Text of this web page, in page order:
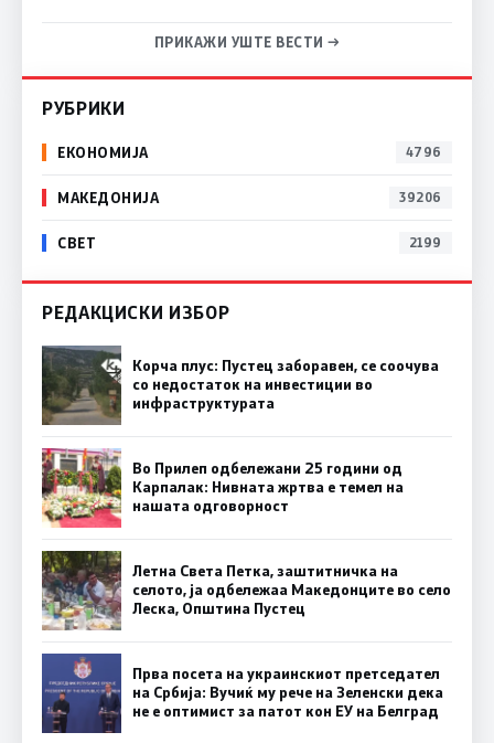
ПРИКАЖИ УШТЕ ВЕСТИ →
РУБРИКИ
ЕКОНОМИЈА 4796
МАКЕДОНИЈА 39206
СВЕТ 2199
РЕДАКЦИСКИ ИЗБОР
Корча плус: Пустец заборавен, се соочува
со недостаток на инвестиции во
инфраструктурата
Во Прилеп одбележани 25 години од
Карпалак: Нивната жртва е темел на
нашата одговорност
Летна Света Петка, заштитничка на
селото, ја одбележаа Македонците во село
Леска, Општина Пустец
Прва посета на украинскиот претседател
на Србија: Вучиќ му рече на Зеленски дека
не е оптимист за патот кон ЕУ на Белград